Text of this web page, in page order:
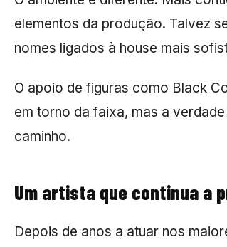
elementos da produção. Talvez
nomes ligados à house mais
O apoio de figuras como Black
em torno da faixa, mas a
caminho.
Um artista que continua a
Depois de anos a atuar nos